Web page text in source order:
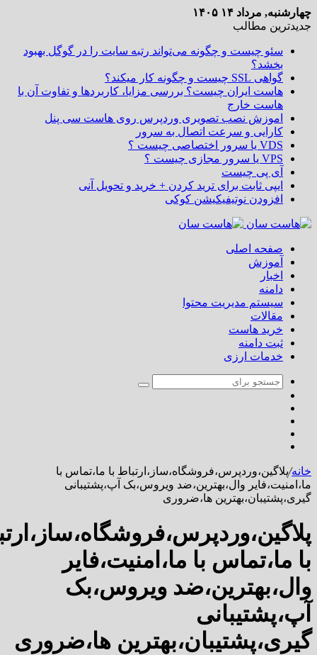
مرداد ۱۴ ۱۴۰۵
مطالب
سئو چیست و چگونه می‌تواند رتبه سایت را در گوگل بهبود
بخشد؟
گواهی SSL چیست و چگونه کار میکند؟
هاست ایران چیست؟ بررسی مزایا، کاربردها و تفاوت آن با
هاست خارج
اموزش نصب تصویری وردپرس روی هاست سی پنل
کارایی و سرعت اتصال به سرور
VDS یا سرور اختصاصی چیست ؟
VPS یا سرور مجازی چیست ؟
آی پی چیست
ایپی ثابت برای ترید کردن + خرید و تحویل آنی
افزودن نوتیفیکیشن کوکی
صفحه اصلی
آموزش
اخبار
دامنه
سیستم مدیریت محتوا
مقالات
خرید هاست
ثبت دامنه
خدمات ارزی
با ما،تماس با
وال،بهترین،ضد ویروس،بک آپ،پشتیبانی
ها،ضروری
با ما،امنیت،فایر
ویروس،بک
ها،ضروری